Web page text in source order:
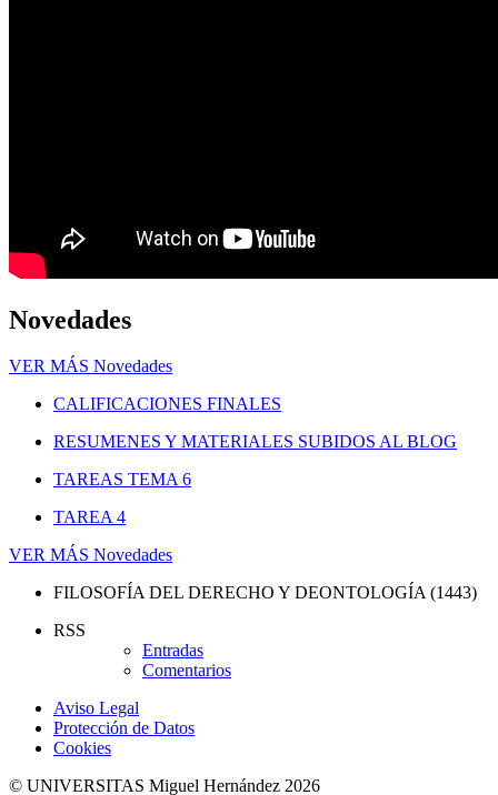
Novedades
VER MÁS Novedades
CALIFICACIONES FINALES
RESUMENES Y MATERIALES SUBIDOS AL BLOG
TAREAS TEMA 6
TAREA 4
VER MÁS Novedades
FILOSOFÍA DEL DERECHO Y DEONTOLOGÍA (1443)
RSS
Entradas
Comentarios
Aviso Legal
Protección de Datos
Cookies
© UNIVERSITAS Miguel Hernández 2026